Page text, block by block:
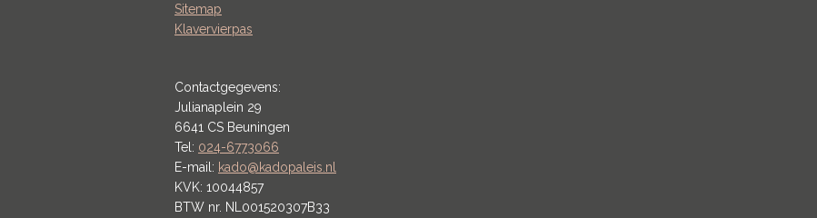
Sitemap
Klavervierpas
Contactgegevens:
Julianaplein 29
6641 CS Beuningen
Tel: 024-6773066
E-mail: kado@kadopaleis.nl
KVK: 10044857
BTW nr. NL001520307B33